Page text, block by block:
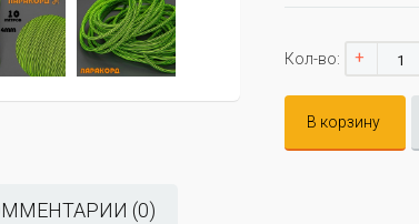
Кол-во: +
В корзину
(0)